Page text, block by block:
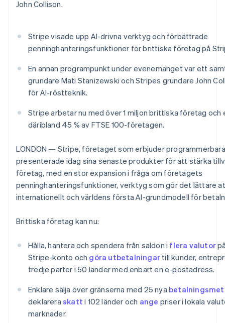
Identitetsverifiering online
Se hur Stripe bygger den ekonomiska
Titta nu
John Collison.
Stripe visade upp AI-drivna verktyg och förbättrade
penninghanteringsfunktioner för brittiska företag på
En annan programpunkt under evenemanget var ett
grundare Mati Stanizewski och Stripes grundare John
för AI-röstteknik.
Stripe arbetar nu med över 1 miljon brittiska företag
däribland 45 % av FTSE 100-företagen.
LONDON — Stripe, företaget som erbjuder
presenterade idag sina senaste produkter för att stärka
företag, med en stor expansion i fråga om företagets
penninghanteringsfunktioner, verktyg som gör det lättare
internationellt och världens första AI-grundmodell för
Brittiska företag kan nu:
Hålla, hantera och spendera från saldon i flera valutor
Stripe-konto och göra utbetalningar till kunder,
tredje parter i 50 länder med enbart en e-postadress.
Enklare sälja över gränserna med 25 nya
deklarera skatt i 102 länder och ange priser i lokala
marknader.
Australien
Belgien
NederlandsFrançaisDeutschEnglish
Brasilien
Bulgarien
English
Danmark
English
Estland
English
Fastlandskina
简体中文 English
EnglishSvenska
FrançaisEnglish
Förenade Arabemiraten
English
Gibraltar
Grekland
English
Hongkong SAR, Kina